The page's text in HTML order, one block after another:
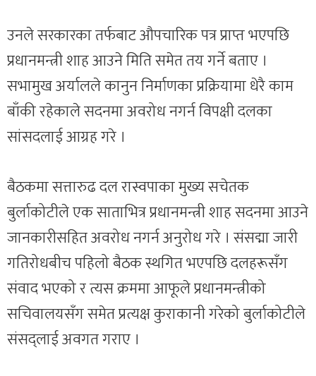
उनले सरकारका तर्फबाट औपचारिक पत्र प्राप्त भएपछि
प्रधानमन्त्री शाह आउने मिति समेत तय गर्ने बताए ।
सभामुख अर्यालले कानुन निर्माणका प्रक्रियामा धेरै काम
बाँकी रहेकाले सदनमा अवरोध नगर्न विपक्षी दलका
सांसदलाई आग्रह गरे ।
बैठकमा सत्तारुढ दल रास्वपाका मुख्य सचेतक
बुर्लाकोटीले एक साताभित्र प्रधानमन्त्री शाह सदनमा आउने
जानकारीसहित अवरोध नगर्न अनुरोध गरे । संसद्मा जारी
गतिरोधबीच पहिलो बैठक स्थगित भएपछि दलहरूसँग
संवाद भएको र त्यस क्रममा आफूले प्रधानमन्त्रीको
सचिवालयसँग समेत प्रत्यक्ष कुराकानी गरेको बुर्लाकोटीले
संसद्लाई अवगत गराए ।